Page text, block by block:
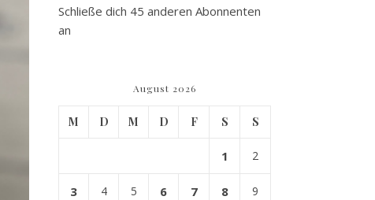
Schließe dich 45 anderen Abonnenten
an
August 2026
M D M D F S S
1 2
3 4 5 6 7 8 9